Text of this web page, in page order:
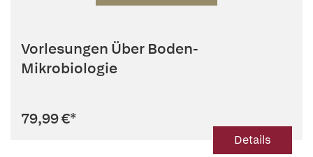
Vorlesungen Über Boden-
Mikrobiologie
79,99 €*
Details